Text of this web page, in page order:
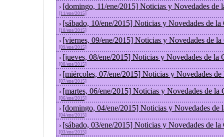
› [domingo, 11/ene/2015] Noticias y Novedades de
[11/ene/2015]
› [sábado, 10/ene/2015] Noticias y Novedades de la
[10/ene/2015]
› [viernes, 09/ene/2015] Noticias y Novedades de
[09/ene/2015]
› [jueves, 08/ene/2015] Noticias y Novedades de la
[08/ene/2015]
› [miércoles, 07/ene/2015] Noticias y Novedades
[07/ene/2015]
› [martes, 06/ene/2015] Noticias y Novedades de la
[06/ene/2015]
› [domingo, 04/ene/2015] Noticias y Novedades de
[04/ene/2015]
› [sábado, 03/ene/2015] Noticias y Novedades de la
[03/ene/2015]